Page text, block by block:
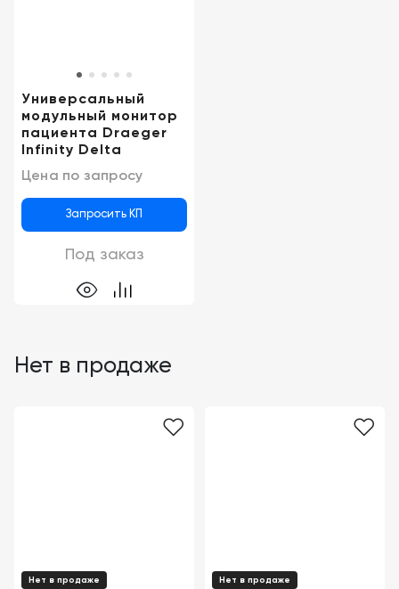
Универсальный
модульный монитор
пациента Draeger
Infinity Delta
Цена по запросу
Запросить КП
Под заказ
Нет в продаже
Нет в продаже Нет в продаже